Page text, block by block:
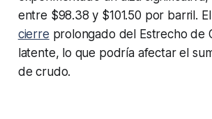
entre $98.38 y $101.50 por barril.
cierre prolongado del Estrecho de
latente, lo que podría afectar el
de crudo.